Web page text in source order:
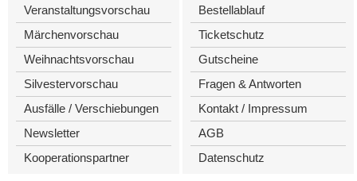
Veranstaltungsvorschau
Märchenvorschau
Weihnachtsvorschau
Silvestervorschau
Ausfälle / Verschiebungen
Newsletter
Kooperationspartner
Bestellablauf
Ticketschutz
Gutscheine
Fragen & Antworten
Kontakt / Impressum
AGB
Datenschutz